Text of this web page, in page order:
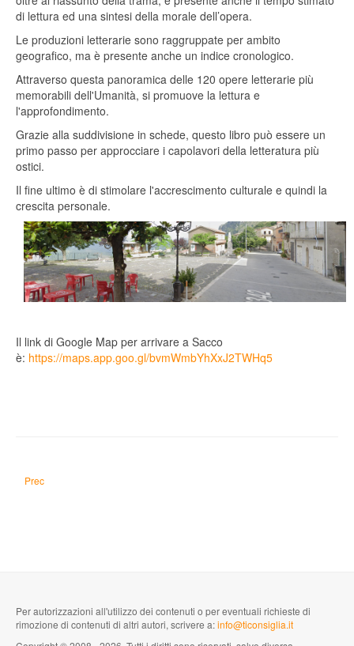
di lettura ed una sintesi della morale dell’opera.
Le produzioni letterarie sono raggruppate per ambito
geografico, ma è presente anche un indice cronologico.
Attraverso questa panoramica delle 120 opere letterarie più
memorabili dell'Umanità, si promuove la lettura e
l'approfondimento.
Grazie alla suddivisione in schede, questo libro può essere un
primo passo per approcciare i capolavori della letteratura più
ostici.
Il fine ultimo è di stimolare l'accrescimento culturale e quindi la
crescita personale.
Il link di Google Map per arrivare a Sacco
è: https://maps.app.goo.gl/bvmWmbYhXxJ2TWHq5
Articolo precedente: Presentazione "120 capolavori della Letteratura
Prec
Per autorizzazioni all'utilizzo dei contenuti o per eventuali richieste di
rimozione di contenuti di altri autori, scrivere a:info@ticonsiglia.it